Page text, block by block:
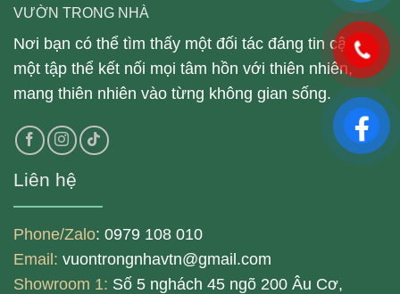
VƯỜN TRONG NHÀ
Nơi bạn có thể tìm thấy một đối tác đáng tin cậy,
một tập thể kết nối mọi tâm hồn với thiên nhiên,
mang thiên nhiên vào từng không gian sống.
Liên hệ
Phone/Zalo: 0979 108 010
Email: vuontrongnhavtn@gmail.com
Showroom 1: Số 5 nghách 45 ngõ 200 Âu Cơ,